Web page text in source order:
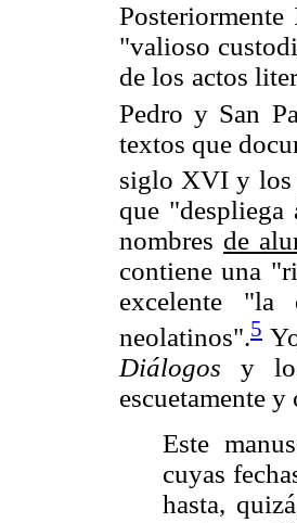
"valioso
de los actos
Pedro y San
textos que
siglo XVI y los
que
nombres de
contiene una
excelente
neolatinos".5
Diálogos y
escuetamente
Este
cuyas
hasta,